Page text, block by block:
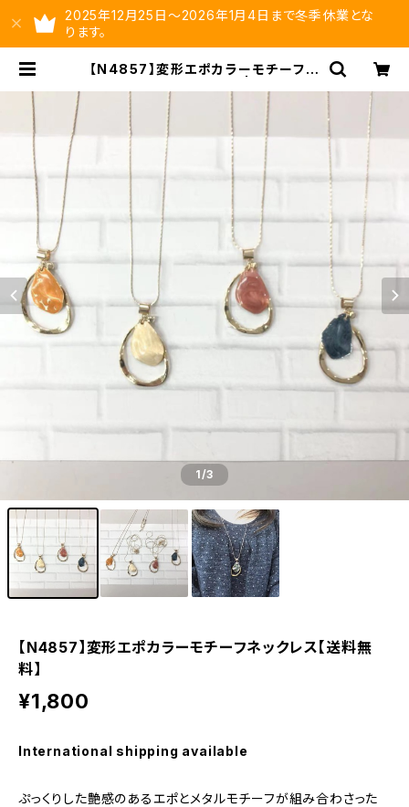
2025年12月25日～2026年1月4日まで冬季休業とな
ります。
【N4857】変形エポカラーモチーフネ
1/3
【N4857】変形エポカラーモチーフネックレス【送料無
料】
¥1,800
International shipping available
ぷっくりした艶感のあるエポとメタルモチーフが組み合わさった